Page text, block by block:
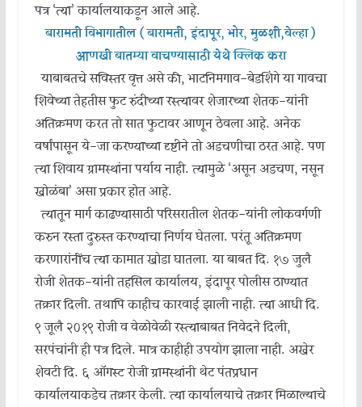
पत्र ‘त्या’ कार्यालयाकडून आले आहे.
बारामती विभागातील ( बारामती, इंदापूर, भोर, मुळशी,वेल्हा )
आणखी बातम्या वाचण्यासाठी येथे क्लिक करा
याबाबतचे सविस्तर वृत्त असे की, भाटनिमगाव-बेडशिंगे या गावचा
शिवेच्या तेहतीस फुट रुंदीच्या रस्त्यावर शेजारच्या शेतक-यांनी
अतिक्रमण करत तो सात फुटावर आणून ठेवला आहे. अनेक
वर्षांपासून ये-जा करण्याच्या दृष्टीने तो अडचणीचा ठरत आहे. पण
त्या शिवाय ग्रामस्थांना पर्याय नाही. त्यामुळे ‘असून अडचण, नसून
खोळंबा’ असा प्रकार होत आहे.
त्यातून मार्ग काढण्यासाठी परिसरातील शेतक-यांनी लोकवर्गणी
करुन रस्ता दुरुस्त करण्याचा निर्णय घेतला. परंतू अतिक्रमण
करणारांनींच त्या कामात खोडा घातला. या बाबत दि. १७ जुलै
रोजी शेतक-यांनी तहसिल कार्यालय, इंदापूर पोलीस ठाण्यात
तक्रार दिली. तथापि काहीच कारवाई झाली नाही. त्या आधी दि.
९ जूलै २०१९ रोजी व वेळोवेळी रस्त्याबाबत निवेदने दिली,
सरपंचांनी ही पत्र दिले. मात्र काहीही उपयोग झाला नाही. अखेर
शेवटी दि. ६ ऑगस्ट रोजी ग्रामस्थांनी थेट पंतप्रधान
कार्यालयाकडेच तक्रार केली. त्या कार्यालयाचे तक्रार मिळाल्याचे